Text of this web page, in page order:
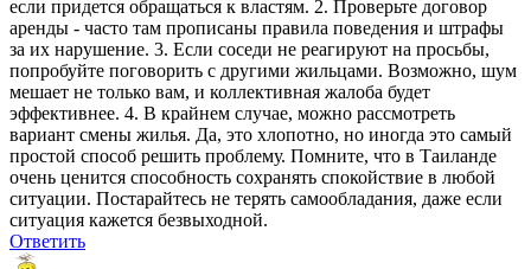
если придется обращаться к властям. 2. Проверьте договор
аренды - часто там прописаны правила поведения и штрафы
за их нарушение. 3. Если соседи не реагируют на просьбы,
попробуйте поговорить с другими жильцами. Возможно, шум
мешает не только вам, и коллективная жалоба будет
эффективнее. 4. В крайнем случае, можно рассмотреть
вариант смены жилья. Да, это хлопотно, но иногда это самый
простой способ решить проблему. Помните, что в Таиланде
очень ценится способность сохранять спокойствие в любой
ситуации. Постарайтесь не терять самообладания, даже если
ситуация кажется безвыходной.
Ответить